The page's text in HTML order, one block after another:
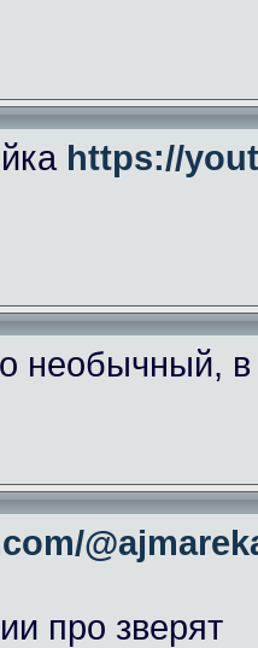
https://
необычный,
про зверят